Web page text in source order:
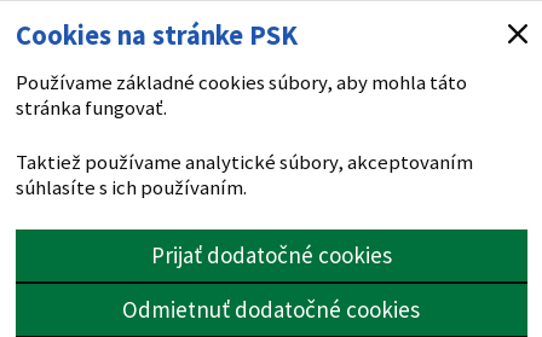
Cookies na stránke PSK
Používame základné cookies súbory, aby mohla táto
stránka fungovať.
Taktiež používame analytické súbory, akceptovaním
súhlasíte s ich používaním.
Prijať dodatočné cookies
Odmietnuť dodatočné cookies